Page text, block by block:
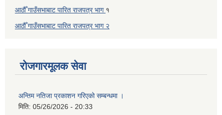
आठौँ गाउँसभाबाट पारित राजपत्र भाग १
आठौँ गाउँसभाबाट पारित राजपत्र भाग २
रोजगारमूलक सेवा
अन्तिम नतिजा प्रकाशन गरिएको सम्बन्धमा ।
मिति: 05/26/2026 - 20:33